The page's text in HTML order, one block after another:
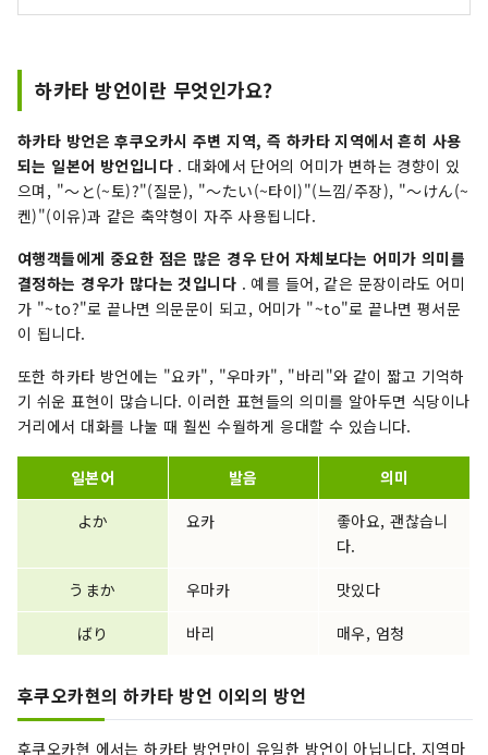
하카타 방언이란 무엇인가요?
하카타 방언은 후쿠오카시 주변 지역, 즉 하카타 지역에서 흔히 사용
되는 일본어 방언입니다 . 대화에서 단어의 어미가 변하는 경향이 있
으며, "～と(~토)?"(질문), "～たい(~타이)"(느낌/주장), "～けん(~
켄)"(이유)과 같은 축약형이 자주 사용됩니다.
여행객들에게 중요한 점은 많은 경우 단어 자체보다는 어미가 의미를
결정하는 경우가 많다는 것입니다 . 예를 들어, 같은 문장이라도 어미
가 "~to?"로 끝나면 의문문이 되고, 어미가 "~to"로 끝나면 평서문
이 됩니다.
또한 하카타 방언에는 "요카", "우마카", "바리"와 같이 짧고 기억하
기 쉬운 표현이 많습니다. 이러한 표현들의 의미를 알아두면 식당이나
거리에서 대화를 나눌 때 훨씬 수월하게 응대할 수 있습니다.
일본어 발음
의미
よか
요카
좋아요, 괜찮습니
다.
うまか
우마카
맛있다
ばり
바리 매우, 엄청
후쿠오카현의 하카타 방언 이외의 방언
후쿠오카현 에서는 하카타 방언만이 유일한 방언이 아닙니다. 지역마